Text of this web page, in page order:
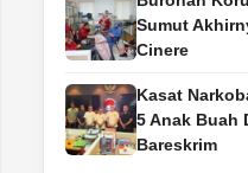
Sumut
Cinere
Kasat
5 Anak Buah
Bareskrim